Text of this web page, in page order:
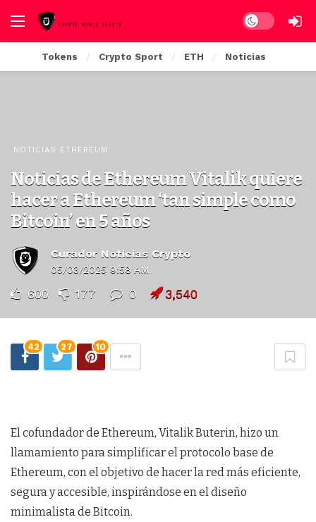
Dark mode
Tokens Crypto Sport ETH Noticias
NOTICIAS ETHEREUM
Noticias de Ethereum Vitalik quiere
hacer a Ethereum ‘tan simple como
Bitcoin’ en 5 años
Curador Noticias Crypto
05/03/2025 9:58 AM
600 177 0 3,540
42 27 10
El cofundador de Ethereum, Vitalik Buterin, hizo un
llamamiento para simplificar el protocolo base de
Ethereum, con el objetivo de hacer la red más eficiente,
segura y accesible, inspirándose en el diseño
minimalista de Bitcoin.